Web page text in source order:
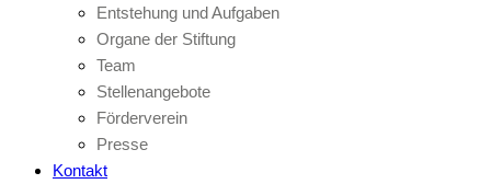
Entstehung und Aufgaben
Organe der Stiftung
Team
Stellenangebote
Förderverein
Presse
Kontakt